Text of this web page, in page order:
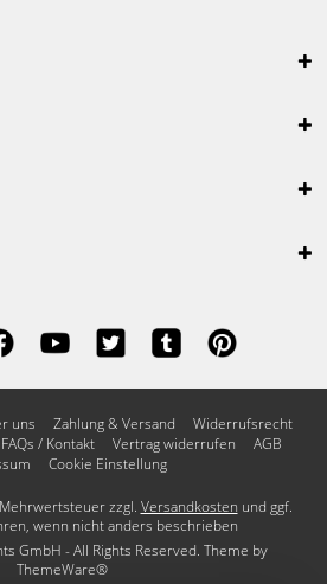
uns Zahlung & Versand
Widerrufsrecht
FAQs / Kontakt Vertrag widerrufen
AGB
Cookie Einstellung
zzgl. Versandkosten und ggf.
wenn nicht anders beschrieben
GmbH - All Rights Reserved. Theme by
ThemeWare®